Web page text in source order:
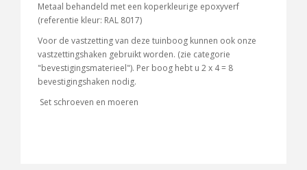
Metaal behandeld met een koperkleurige epoxyverf
(referentie kleur: RAL 8017)
Voor de vastzetting van deze tuinboog kunnen ook onze
vastzettingshaken gebruikt worden. (zie categorie
"bevestigingsmaterieel"). Per boog hebt u 2 x 4 = 8
bevestigingshaken nodig.
Set schroeven en moeren